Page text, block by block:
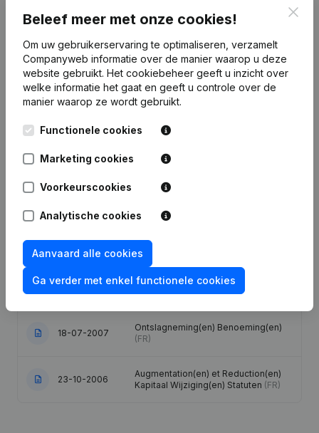
Publicatiesvan Green Line Industrial
29-08-2025
Kapitaal, Aandelen -
Ontslagnemingen, Benoemingen
10-11-2023
Overige Wijzigingen, …) - Wijziging
Juridische Vorm - Ontslagnemingen,
vergadering
27-09-2007
Wijziging Denomination Wijziging
Doel Wijziging(en) Statuten
18-07-2007
Ontslagneming(en) Benoeming(en)
(FR)
23-10-2006
Augmentation(en) et Reduction(en)
Kapitaal Wijziging(en) Statuten (FR)
Beleef meer met onze cookies!
Om uw gebruikerservaring te optimaliseren, verzamelt
Companyweb informatie over de manier waarop u deze
website gebruikt. Het cookiebeheer geeft u inzicht over
welke informatie het gaat en geeft u controle over de
manier waarop ze wordt gebruikt.
Functionele cookies
Marketing cookies
Voorkeurscookies
Analytische cookies
Aanvaard alle cookies
Ga verder met enkel functionele cookies